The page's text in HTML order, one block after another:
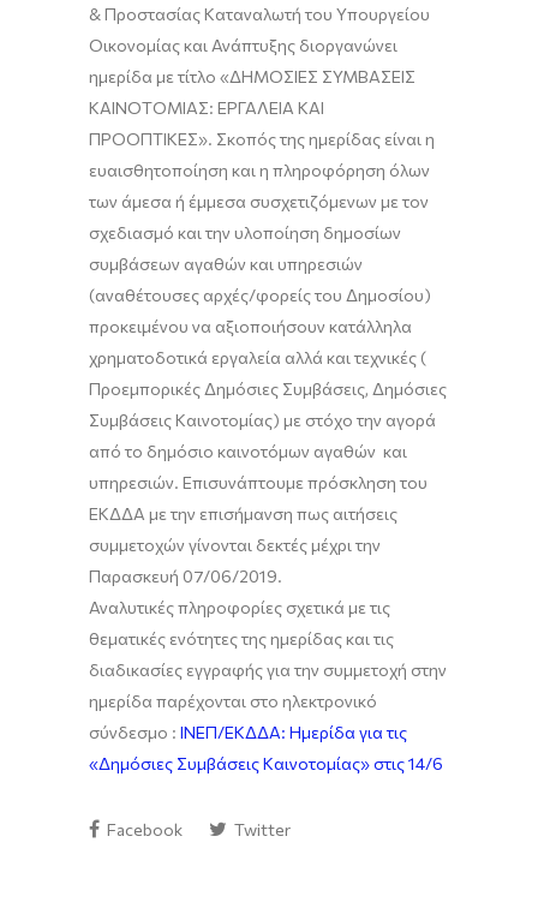
& Προστασίας Καταναλωτή του Υπουργείου
Οικονομίας και Ανάπτυξης διοργανώνει
ημερίδα με τίτλο «ΔΗΜΟΣΙΕΣ ΣΥΜΒΑΣΕΙΣ
ΚΑΙΝΟΤΟΜΙΑΣ: ΕΡΓΑΛΕΙΑ ΚΑΙ
ΠΡΟΟΠΤΙΚΕΣ». Σκοπός της ημερίδας είναι η
ευαισθητοποίηση και η πληροφόρηση όλων
των άμεσα ή έμμεσα συσχετιζόμενων με τον
σχεδιασμό και την υλοποίηση δημοσίων
συμβάσεων αγαθών και υπηρεσιών
(αναθέτουσες αρχές/φορείς του Δημοσίου)
προκειμένου να αξιοποιήσουν κατάλληλα
χρηματοδοτικά εργαλεία αλλά και τεχνικές (
Προεμπορικές Δημόσιες Συμβάσεις, Δημόσιες
Συμβάσεις Καινοτομίας) με στόχο την αγορά
από το δημόσιο καινοτόμων αγαθών και
υπηρεσιών. Επισυνάπτουμε πρόσκληση του
ΕΚΔΔΑ με την επισήμανση πως αιτήσεις
συμμετοχών γίνονται δεκτές μέχρι την
Παρασκευή 07/06/2019.
Αναλυτικές πληροφορίες σχετικά με τις
θεματικές ενότητες της ημερίδας και τις
διαδικασίες εγγραφής για την συμμετοχή στην
ημερίδα παρέχονται στο ηλεκτρονικό
σύνδεσμο : ΙΝΕΠ/ΕΚΔΔΑ: Ημερίδα για τις
«Δημόσιες Συμβάσεις Καινοτομίας» στις 14/6
Facebook Twitter